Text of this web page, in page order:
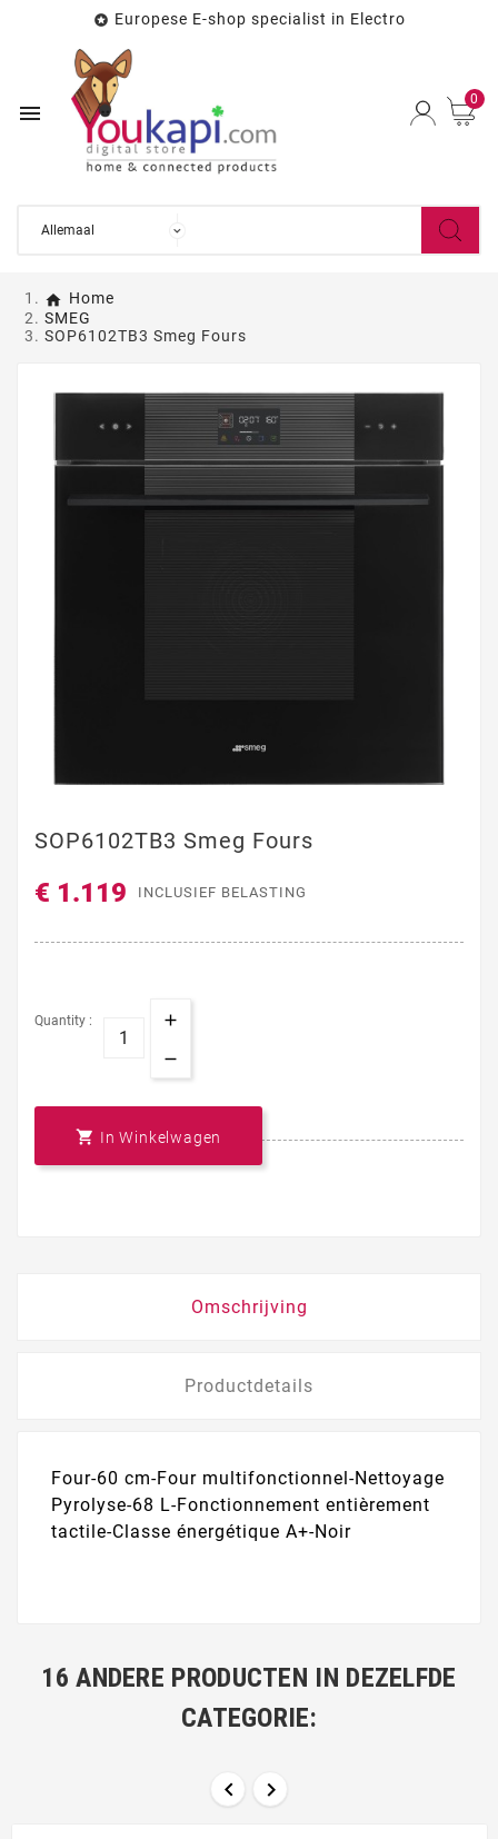
 Europese E-shop specialist in Electro

0
Home
SMEG
SOP6102TB3 Smeg Fours
SOP6102TB3 Smeg Fours
€ 1.119 INCLUSIEF BELASTING
Quantity :
 In Winkelwagen
Omschrijving
Productdetails
Four-60 cm-Four multifonctionnel-Nettoyage
Pyrolyse-68 L-Fonctionnement entièrement
tactile-Classe énergétique A+-Noir
16 ANDERE PRODUCTEN IN DEZELFDE
CATEGORIE:
 